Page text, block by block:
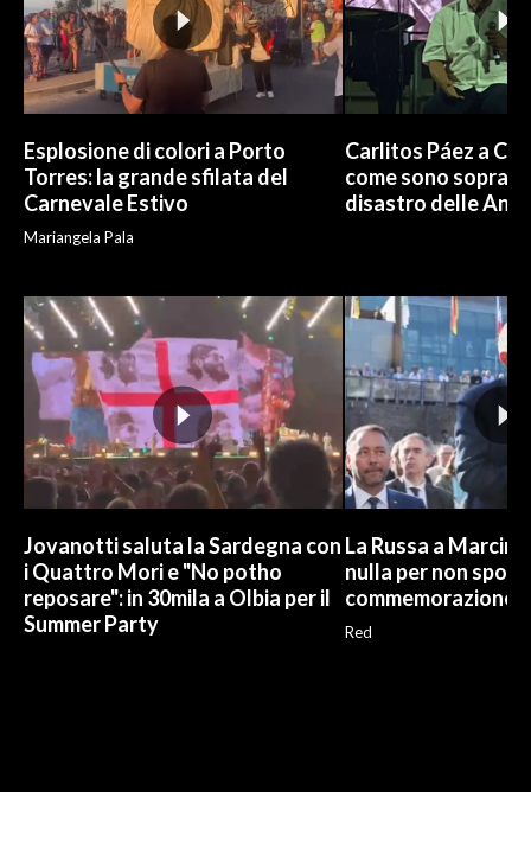
Esplosione di colori a Porto
Torres: la grande sfilata del
Carnevale Estivo
Mariangela Pala
Carlitos Páez a
come sono
disastro delle
Jovanotti saluta la Sardegna con
i Quattro Mori e "No potho
reposare": in 30mila a Olbia per il
Summer Party
La Russa a
nulla per non
commemorazione
Red